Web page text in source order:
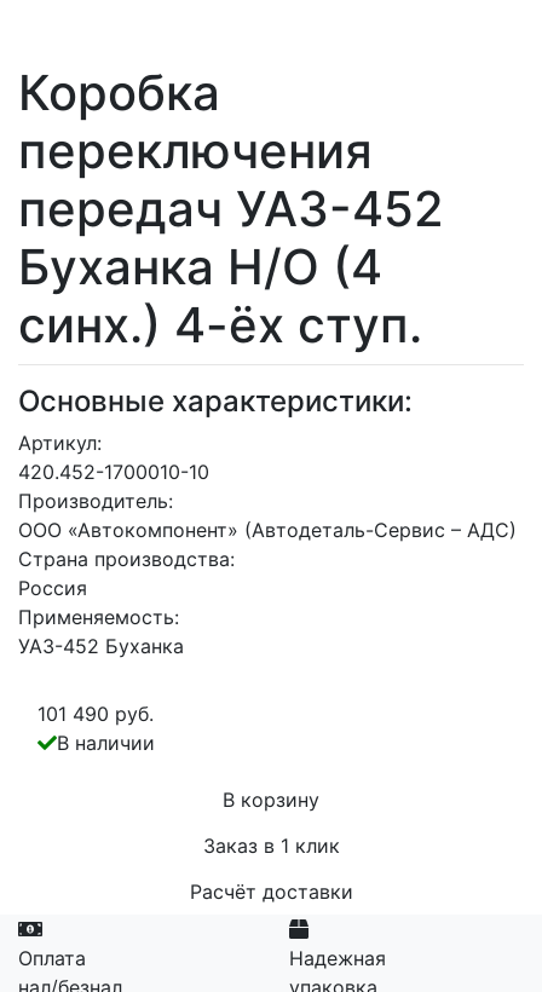
Коробка
переключения
передач УАЗ-452
Буханка Н/О (4
синх.) 4-ёх ступ.
Основные характеристики:
Артикул:
420.452-1700010-10
Производитель:
ООО «Автокомпонент» (Автодеталь-Сервис – АДС)
Страна производства:
Россия
Применяемость:
УАЗ-452 Буханка
101 490 руб.
В наличии
В корзину
Заказ в 1 клик
Расчёт доставки
Оплата
нал/безнал
Надежная
упаковка